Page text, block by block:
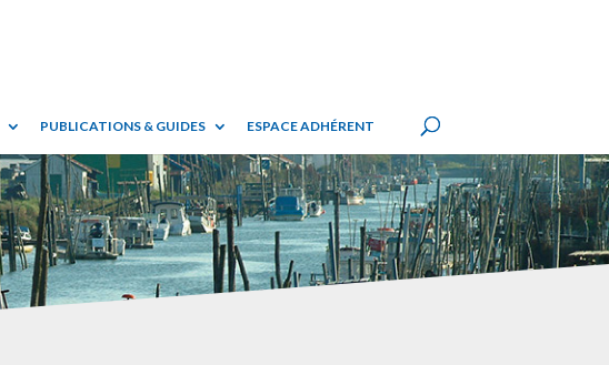
PUBLICATIONS & GUIDES ESPACE ADHÉRENT